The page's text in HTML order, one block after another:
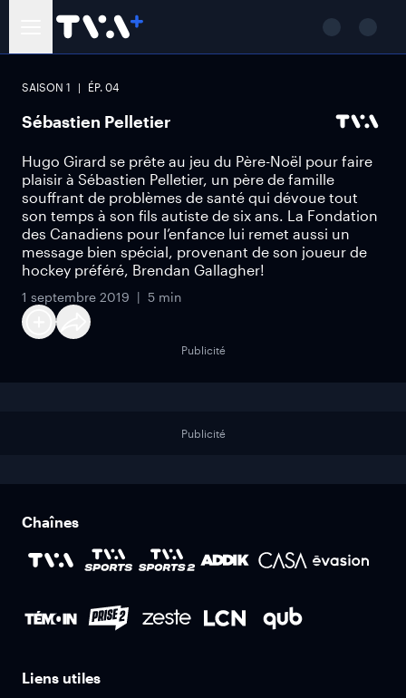
SAISON 1 ÉP. 04
Sébastien Pelletier
Hugo Girard se prête au jeu du Père-Noël pour faire
plaisir à Sébastien Pelletier, un père de famille
souffrant de problèmes de santé qui dévoue tout
son temps à son fils autiste de six ans. La Fondation
des Canadiens pour l’enfance lui remet aussi un
message bien spécial, provenant de son joueur de
hockey préféré, Brendan Gallagher!
1 septembre 2019 5 min
Publicité
Publicité
Chaînes
Liens utiles